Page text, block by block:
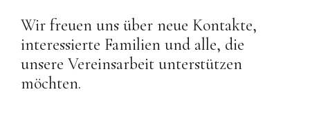
Wir freuen uns über neue Kontakte,
interessierte Familien und alle, die
unsere Vereinsarbeit unterstützen
möchten.